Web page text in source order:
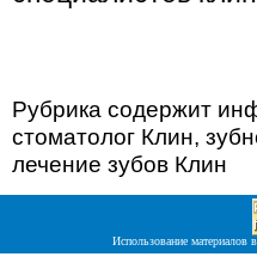
Рубрика содержит
стоматолог Клин,
лечение зубов Клин
Использование материалов